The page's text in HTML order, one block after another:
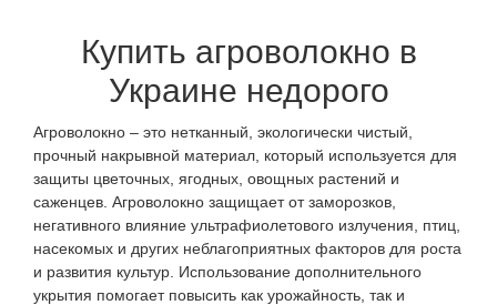
Купить агроволокно в
Украине недорого
Агроволокно – это нетканный, экологически чистый,
прочный накрывной материал, который используется для
защиты цветочных, ягодных, овощных растений и
саженцев. Агроволокно защищает от заморозков,
негативного влияние ультрафиолетового излучения, птиц,
насекомых и других неблагоприятных факторов для роста
и развития культур. Использование дополнительного
укрытия помогает повысить как урожайность, так и